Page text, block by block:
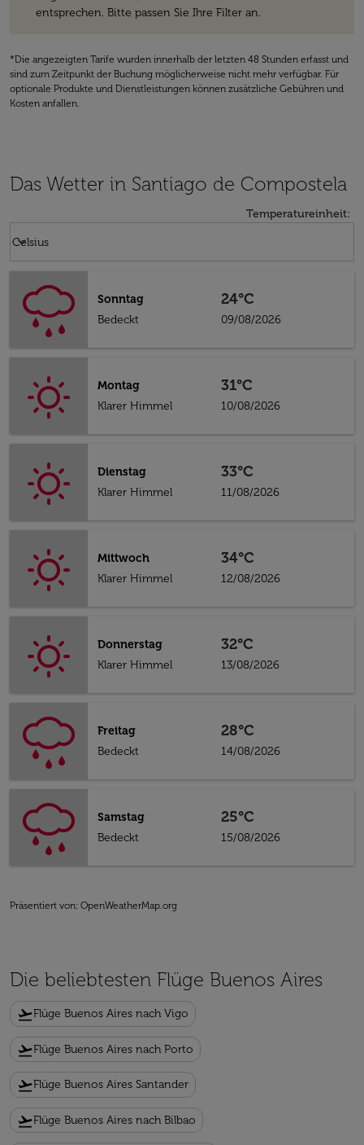
entsprechen. Bitte passen Sie Ihre Filter an.
*Die angezeigten Tarife wurden innerhalb der letzten 48 Stunden erfasst und
sind zum Zeitpunkt der Buchung möglicherweise nicht mehr verfügbar. Für
optionale Produkte und Dienstleistungen können zusätzliche Gebühren und
Kosten anfallen.
Das Wetter in Santiago de Compostela
Temperatureinheit:
Celsius
keyboard_arrow_down
Sonntag
Bedeckt
24°C
09/08/2026
Montag
Klarer Himmel
31°C
10/08/2026
Dienstag
Klarer Himmel
33°C
11/08/2026
Mittwoch
Klarer Himmel
34°C
12/08/2026
Donnerstag
Klarer Himmel
32°C
13/08/2026
Freitag
Bedeckt
28°C
14/08/2026
Samstag
Bedeckt
25°C
15/08/2026
Präsentiert von: OpenWeatherMap.org
Die beliebtesten Flüge Buenos Aires
flight_takeoffFlüge Buenos Aires nach Vigo
flight_takeoffFlüge Buenos Aires nach Porto
flight_takeoffFlüge Buenos Aires Santander
flight_takeoffFlüge Buenos Aires nach Bilbao